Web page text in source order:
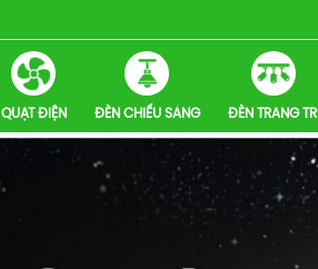
QUẠT ĐIỆN ĐÈN CHIẾU SÁNG ĐÈN TRANG TRÍ